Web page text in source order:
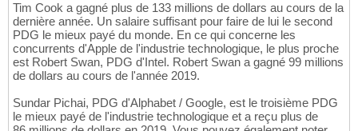
Tim Cook a gagné plus de 133 millions de dollars au cours de la
dernière année. Un salaire suffisant pour faire de lui le second
PDG le mieux payé du monde. En ce qui concerne les
concurrents d'Apple de l'industrie technologique, le plus proche
est Robert Swan, PDG d'Intel. Robert Swan a gagné 99 millions
de dollars au cours de l'année 2019.
Sundar Pichai, PDG d'Alphabet / Google, est le troisième PDG
le mieux payé de l'industrie technologique et a reçu plus de